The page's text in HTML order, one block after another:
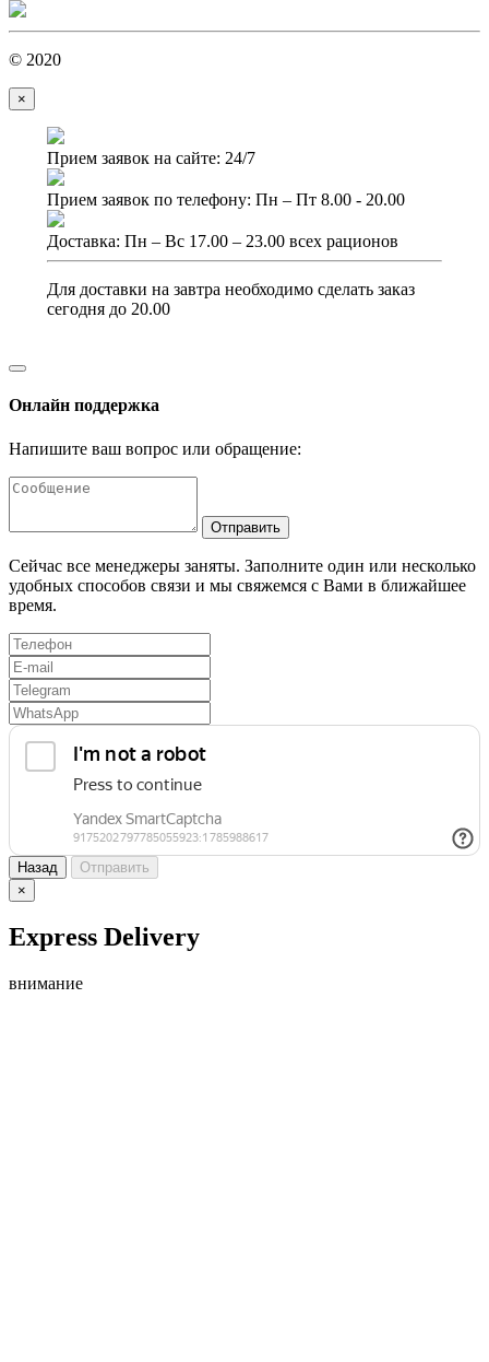
© 2020
×
Прием заявок на сайте: 24/7
Прием заявок по телефону: Пн – Пт 8.00 - 20.00
Доставка: Пн – Вс 17.00 – 23.00 всех рационов
Для доставки на завтра необходимо сделать заказ
сегодня до 20.00
Онлайн поддержка
Напишите ваш вопрос или обращение:
Отправить
Сейчас все менеджеры заняты. Заполните один или несколько
удобных способов связи и мы свяжемся с Вами в ближайшее
время.
Назад
Отправить
×
Express Delivery
внимание